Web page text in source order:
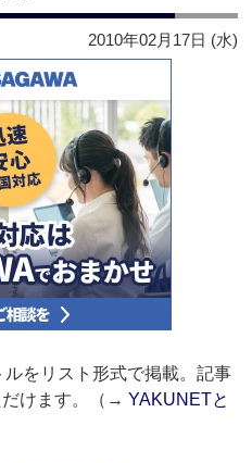
2010年02月17日 (水)
ルをリスト形式で掲載。記事
だけます。（→YAKUNETと